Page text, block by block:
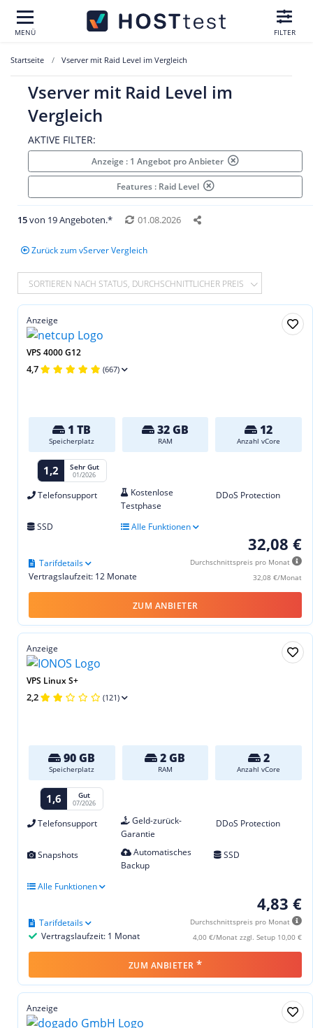
MENÜ FILTER
Startseite Vserver mit Raid Level im Vergleich
Vserver mit Raid Level im
Vergleich
AKTIVE FILTER:
Anzeige : 1 Angebot pro Anbieter
Features : Raid Level
15von 19 Angeboten.* 01.08.2026
Zurück zum vServer Vergleich
SORTIEREN NACH STATUS, DURCHSCHNITTLICHER PREIS
Anzeige
VPS 4000 G12
4,7 (667)
1 TB
Speicherplatz
32 GB
RAM
12
Anzahl vCore
1,2 Sehr Gut
01/2026
Telefonsupport
Kostenlose
Testphase
DDoS Protection
SSD Alle Funktionen
32,08 €
Durchschnittspreis pro Monat
32,08 €/Monat
Vertragslaufzeit: 12 Monate
Tarifdetails
ZUM ANBIETER
Anzeige
VPS Linux S+
2,2 (121)
90 GB
Speicherplatz
2 GB
RAM
2
Anzahl vCore
1,6 Gut
07/2026
Telefonsupport
Geld-zurück-
Garantie
DDoS Protection
Snapshots
Automatisches
Backup
SSD
Alle Funktionen
4,83 €
Durchschnittspreis pro Monat
4,00 €/Monat zzgl. Setup 10,00 €
Vertragslaufzeit: 1 Monat
Tarifdetails
ZUM ANBIETER *
Anzeige